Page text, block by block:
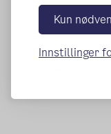
Kun
Innstillinger